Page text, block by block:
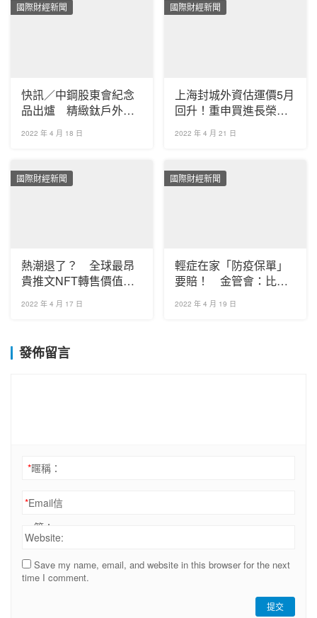
國際財經新聞
快訊／中鋼股東會紀念
品出爐 精緻鈦戶外型
環保餐具再掀熱潮
2022 年 4 月 18 日
國際財經新聞
上海封城外資估運價5月
回升！重申買進長榮
目標價215元
2022 年 4 月 21 日
國際財經新聞
熱潮退了？ 全球最昂
貴推文NFT轉售價值一
年爆跌99%
2022 年 4 月 17 日
國際財經新聞
輕症在家「防疫保單」
要賠！ 金管會：比照
一般住院理賠
2022 年 4 月 19 日
發佈留言
*暱稱：
*Email信
箱：
Website:
Save my name, email, and website in this browser for the next
time I comment.
提交